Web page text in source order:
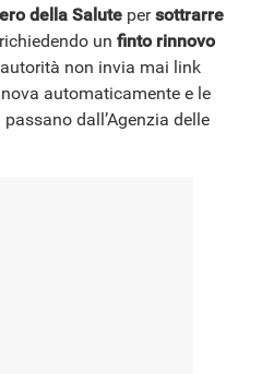
della Salute persottrarre
un finto rinnovo
non invia mai link
automaticamente e le
dall’Agenzia delle